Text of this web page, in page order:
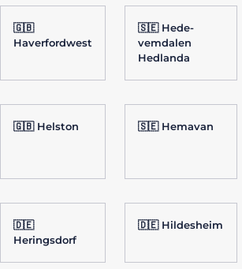
🇬🇧
Haverfordwest
🇸🇪 Hede-
vemdalen
Hedlanda
🇬🇧 Helston 🇸🇪 Hemavan
🇩🇪
Heringsdorf
🇩🇪 Hildesheim